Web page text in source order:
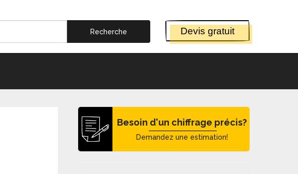
Devis gratuit
Besoin d'un chiffrage précis?
Demandez une estimation!